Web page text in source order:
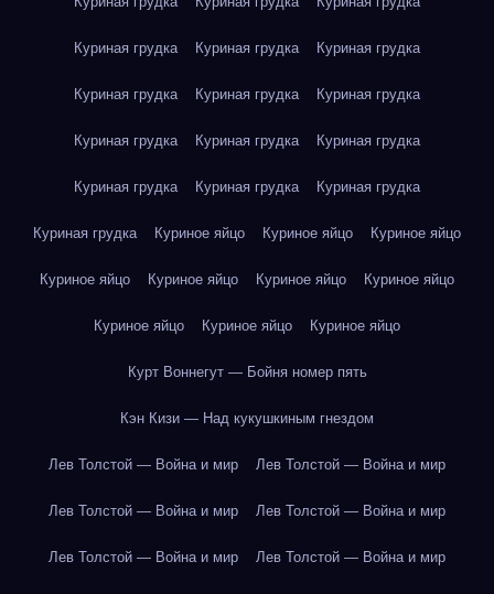
Куриная грудка Куриная грудка Куриная грудка
Куриная грудка Куриная грудка Куриная грудка
Куриная грудка Куриная грудка Куриная грудка
Куриная грудка Куриная грудка Куриная грудка
Куриная грудка Куриное яйцо Куриное яйцо Куриное яйцо
Куриное яйцо Куриное яйцо Куриное яйцо Куриное яйцо
Куриное яйцо Куриное яйцо Куриное яйцо
Курт Воннегут — Бойня номер пять
Кэн Кизи — Над кукушкиным гнездом
Лев Толстой — Война и мир Лев Толстой — Война и мир
Лев Толстой — Война и мир Лев Толстой — Война и мир
Лев Толстой — Война и мир Лев Толстой — Война и мир